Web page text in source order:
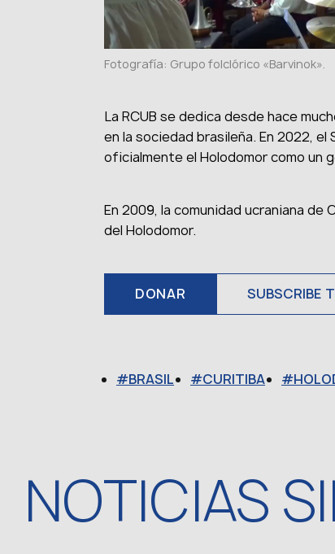
Fotografía: Grupo folclórico «Barvinok».
La RCUB se dedica desde hace
en la sociedad brasileña. En 2022,
oficialmente el Holodomor como un
En 2009, la comunidad ucraniana de
del Holodomor.
DONAR SUBSCRIBE
BRASIL CURITIBA
NOTICIAS